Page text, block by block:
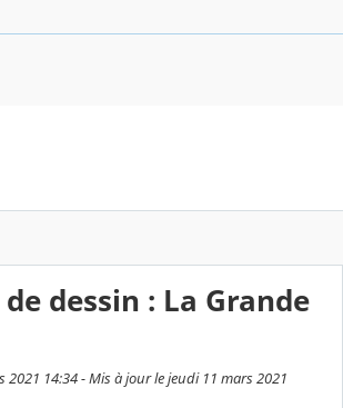
dessin : La Grande
2021 14:34 - Mis à jour le jeudi 11 mars 2021